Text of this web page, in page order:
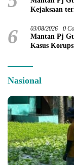
Kejaksaan
6 03/08/2026 0
Mantan Pj
Kasus
Nasional